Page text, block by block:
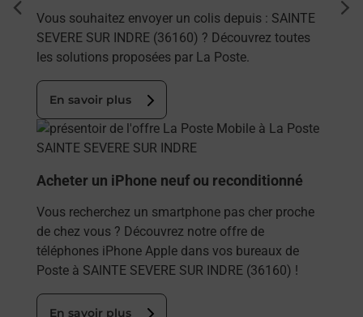
Vous souhaitez envoyer un colis depuis : SAINTE
SEVERE SUR INDRE (36160) ? Découvrez toutes
les solutions proposées par La Poste.
En savoir plus
En savoir plus
Acheter un iPhone neuf ou reconditionné
Vous recherchez un smartphone pas cher proche
de chez vous ? Découvrez notre offre de
téléphones iPhone Apple dans vos bureaux de
Poste à SAINTE SEVERE SUR INDRE (36160) !
En savoir plus